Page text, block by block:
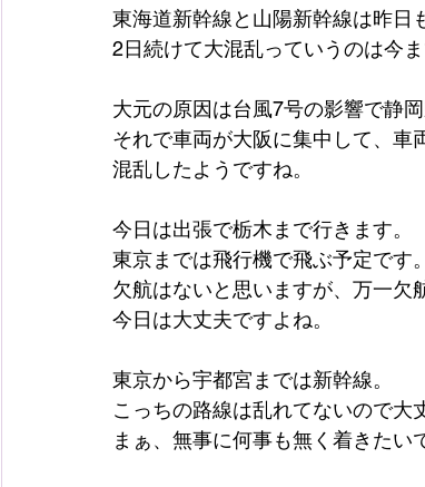
東海道新幹線と山陽新幹線は昨日
2日続けて大混乱っていうのは今
大元の原因は台風7号の影響で静
それで車両が大阪に集中して、車
混乱したようですね。
今日は出張で栃木まで行きます。
東京までは飛行機で飛ぶ予定です。
欠航はないと思いますが、万一欠
今日は大丈夫ですよね。
東京から宇都宮までは新幹線。
こっちの路線は乱れてないので大
まぁ、無事に何事も無く着きたい